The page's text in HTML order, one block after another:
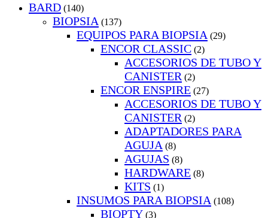
BARD (140)
BIOPSIA (137)
EQUIPOS PARA BIOPSIA (29)
ENCOR CLASSIC (2)
ACCESORIOS DE TUBO Y
CANISTER (2)
ENCOR ENSPIRE (27)
ACCESORIOS DE TUBO Y
CANISTER (2)
ADAPTADORES PARA
AGUJA (8)
AGUJAS (8)
HARDWARE (8)
KITS (1)
INSUMOS PARA BIOPSIA (108)
BIOPTY (3)